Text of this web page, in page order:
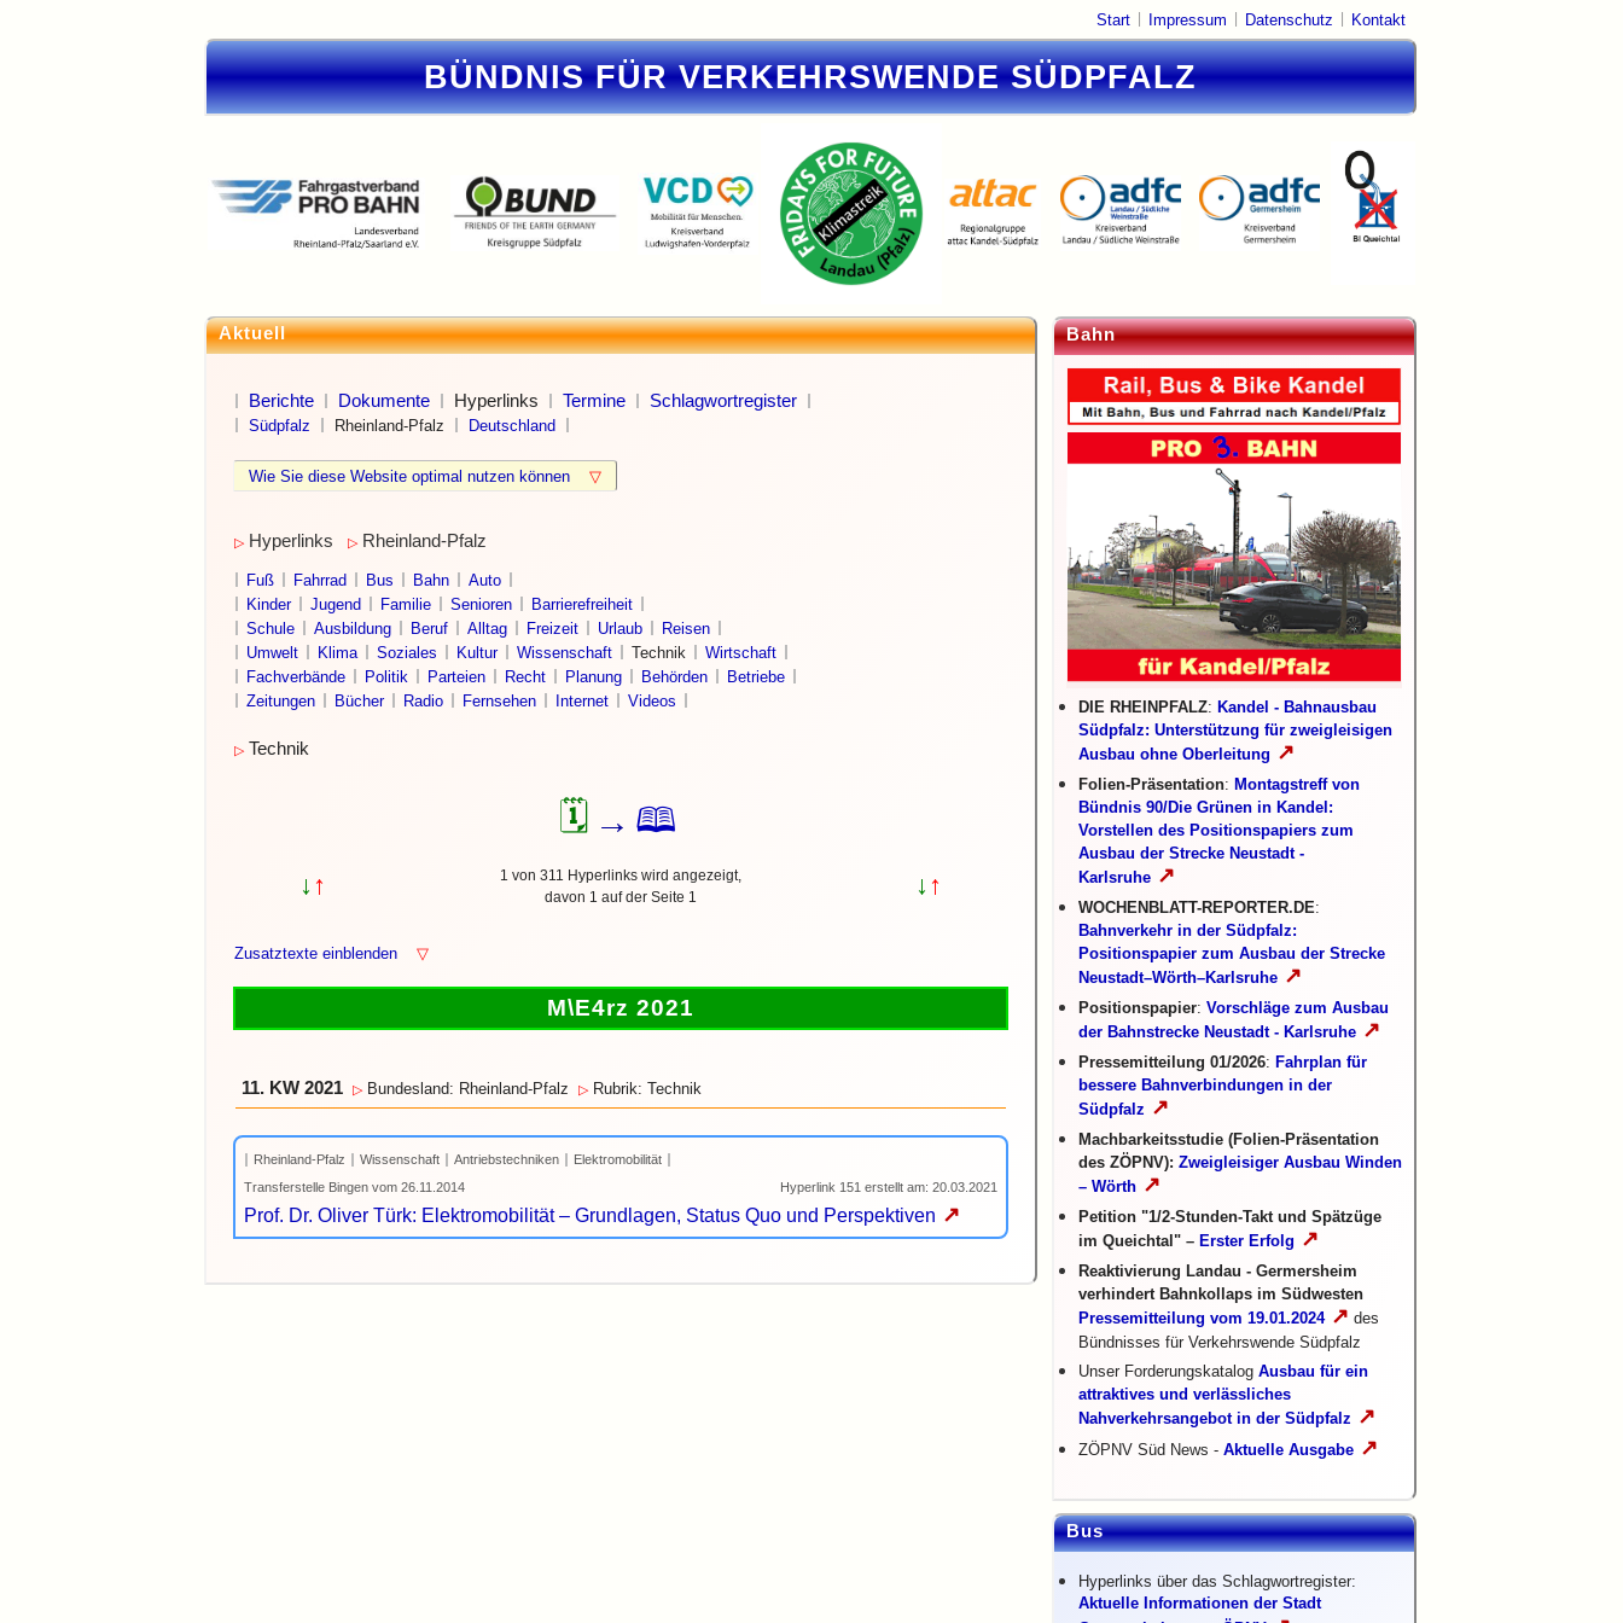
Start Impressum Datenschutz Kontakt
BÜNDNIS FÜR VERKEHRSWENDE SÜDPFALZ
Aktuell
Berichte Dokumente Hyperlinks Termine Schlagwortregister
Südpfalz Rheinland-Pfalz Deutschland
Wie Sie diese Website optimal nutzen können ▽
▷ Hyperlinks ▷ Rheinland-Pfalz
Fuß Fahrrad Bus Bahn
Auto
Kinder
Jugend Familie Senioren
Barrierefreiheit
Schule
Ausbildung Beruf Alltag Freizeit Urlaub
Reisen
Umwelt
Klima Soziales Kultur Wissenschaft Technik
Wirtschaft
Fachverbände
Politik Parteien Recht Planung Behörden
Betriebe
Zeitungen
Bücher Radio Fernsehen Internet Videos
▷ Technik
🗓 → 🕮
↓ ↑
1 von 311 Hyperlinks wird angezeigt,
davon 1 auf der Seite 1
↓ ↑
Zusatztexte einblenden ▽
M\E4rz 2021
11. KW 2021 ▷ Bundesland: Rheinland-Pfalz ▷ Rubrik: Technik
Rheinland-Pfalz Wissenschaft Antriebstechniken
Elektromobilität
Transferstelle Bingen vom 26.11.2014
Hyperlink 151 erstellt am: 20.03.2021
Prof. Dr. Oliver Türk: Elektromobilität – Grundlagen, Status Quo und Perspektiven ↗
Bahn
DIE RHEINPFALZ: Kandel - Bahnausbau
Südpfalz: Unterstützung für zweigleisigen
Ausbau ohne Oberleitung ↗
Folien-Präsentation: Montagstreff von
Bündnis 90/Die Grünen in Kandel:
Vorstellen des Positionspapiers zum
Ausbau der Strecke Neustadt -
Karlsruhe ↗
WOCHENBLATT-REPORTER.DE:
Bahnverkehr in der Südpfalz:
Positionspapier zum Ausbau der Strecke
Neustadt–Wörth–Karlsruhe ↗
Positionspapier: Vorschläge zum Ausbau
der Bahnstrecke Neustadt - Karlsruhe ↗
Pressemitteilung 01/2026: Fahrplan für
bessere Bahnverbindungen in der
Südpfalz ↗
Machbarkeitsstudie (Folien-Präsentation
des ZÖPNV): Zweigleisiger Ausbau Winden
– Wörth ↗
Petition "1/2-Stunden-Takt und Spätzüge
im Queichtal" – Erster Erfolg ↗
Reaktivierung Landau - Germersheim
verhindert Bahnkollaps im Südwesten
Pressemitteilung vom 19.01.2024↗ des
Bündnisses für Verkehrswende Südpfalz
Unser Forderungskatalog Ausbau für ein
attraktives und verlässliches
Nahverkehrsangebot in der Südpfalz ↗
ZÖPNV Süd News - Aktuelle Ausgabe ↗
Bus
Hyperlinks über das Schlagwortregister:
Aktuelle Informationen der Stadt